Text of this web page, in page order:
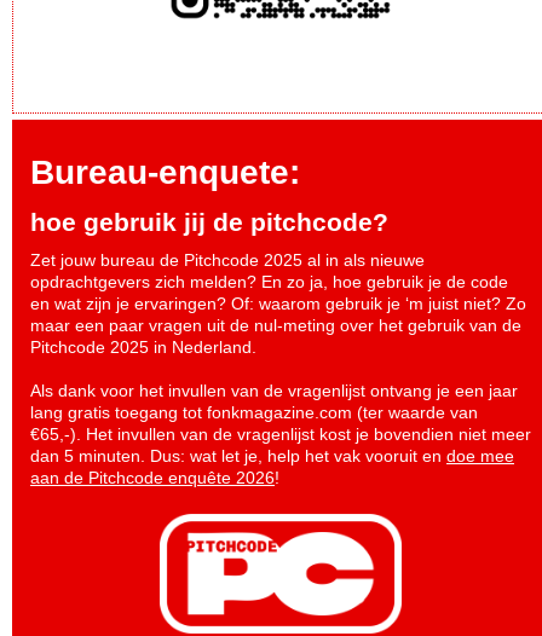
Bureau-enquete:
hoe gebruik jij de pitchcode?
Zet jouw bureau de Pitchcode 2025 al in als nieuwe
opdrachtgevers zich melden? En zo ja, hoe gebruik je de code
en wat zijn je ervaringen? Of: waarom gebruik je ‘m juist niet? Zo
maar een paar vragen uit de nul-meting over het gebruik van de
Pitchcode 2025 in Nederland.
Als dank voor het invullen van de vragenlijst ontvang je een jaar
lang gratis toegang tot fonkmagazine.com (ter waarde van
€65,-). Het invullen van de vragenlijst kost je bovendien niet meer
dan 5 minuten. Dus: wat let je, help het vak vooruit en doe mee
aan de Pitchcode enquête 2026!